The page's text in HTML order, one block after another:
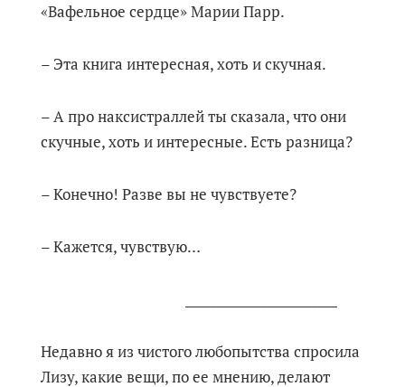
«Вафельное сердце» Марии Парр.
– Эта книга интересная, хоть и скучная.
– А про наксистраллей ты сказала, что они
скучные, хоть и интересные. Есть разница?
– Конечно! Разве вы не чувствуете?
– Кажется, чувствую…
Недавно я из чистого любопытства спросила
Лизу, какие вещи, по ее мнению, делают